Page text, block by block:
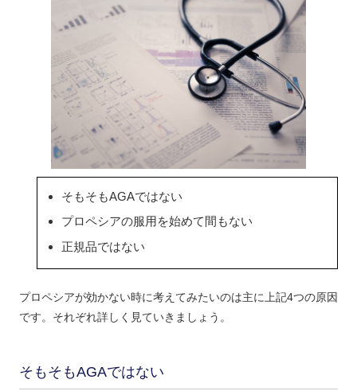
そもそもAGAではない
プロペシアの服用を始めて間もない
正規品ではない
プロペシアが効かない時に考えてみたいのは主に上記4つの原因
です。それぞれ詳しく見ていきましょう。
そもそもAGAではない